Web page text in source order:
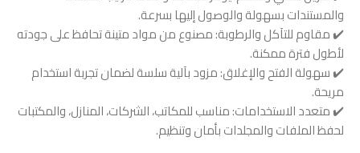
والمستندات بسهولة والوصول إليها بسرعة.
✔️ مقاوم للتآكل والرطوبة: مصنوع من مواد متينة تحافظ على جودته
لأطول فترة ممكنة.
✔️ سهولة الفتح والإغلاق: مزود بآلية سلسة لضمان تجربة استخدام
مريحة.
✔️ متعدد الاستخدامات: مناسب للمكاتب، الشركات، المنازل، والمكتبات
لحفظ الملفات والمجلدات بأمان وتنظيم.